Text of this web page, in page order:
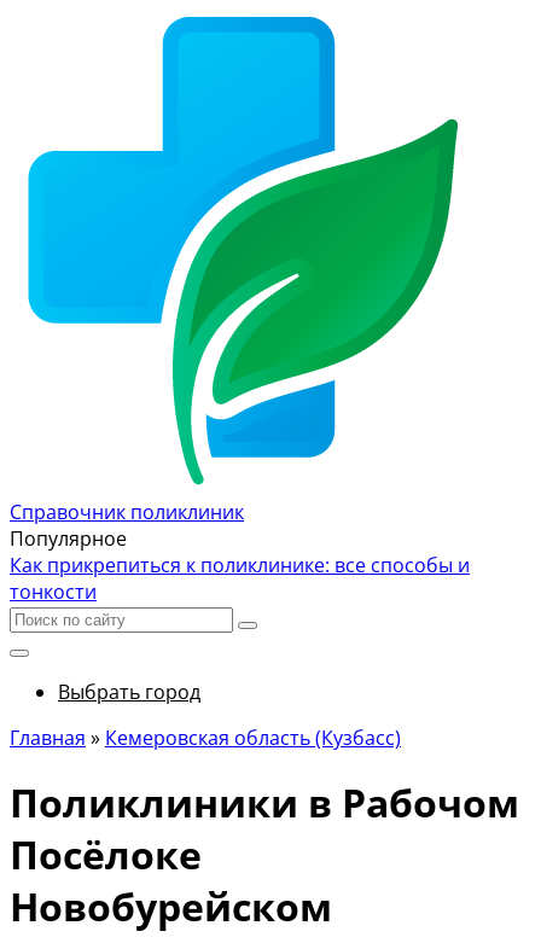
Справочник поликлиник
Популярное
Как прикрепиться к поликлинике: все способы и
тонкости
Выбрать город
Главная » Кемеровская область (Кузбасс)
Поликлиники в Рабочом
Посёлоке
Новобурейском